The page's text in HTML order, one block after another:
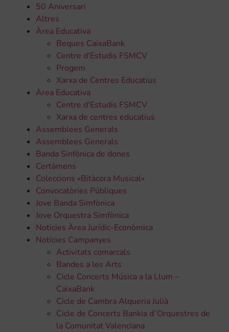
50 Aniversari
Altres
Àrea Educativa
Beques CaixaBank
Centre d'Estudis FSMCV
Progem
Xarxa de Centres Educatius
Àrea Educativa
Centre d'Estudis FSMCV
Xarxa de centres educatius
Assemblees Generals
Assemblees Generals
Banda Sinfònica de dones
Certàmens
Coleccions «Bitàcora Musical»
Convocatòries Públiques
Jove Banda Simfònica
Jove Orquestra Simfònica
Noticies Àrea Jurídic-Econòmica
Notícies Campanyes
Activitats comarcals
Bandes a les Arts
Cicle Concerts Música a la Llum –
CaixaBank
Cicle de Cambra Alqueria Julià
Cicle de Concerts Bankia d´Orquestres de
la Comunitat Valenciana